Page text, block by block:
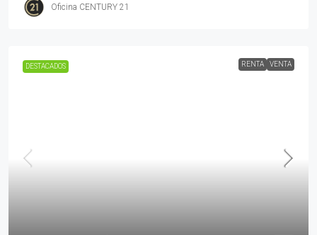
Oficina CENTURY 21
DESTACADOS RENTA VENTA